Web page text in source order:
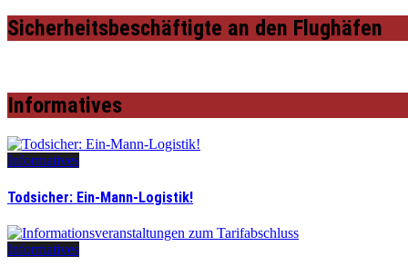
Sicherheitsbeschäftigte an den Flughäfen
Informatives
Informatives
Todsicher: Ein-Mann-Logistik!
Informatives